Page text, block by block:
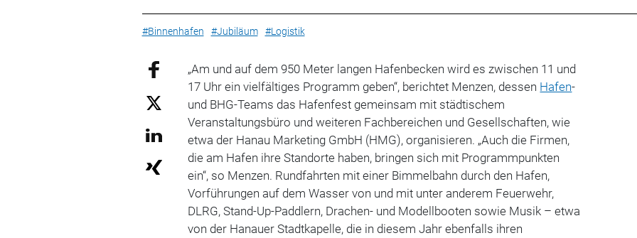
#Binnenhafen #Jubiläum #Logistik
„Am und auf dem 950 Meter langen Hafenbecken wird es zwischen 11 und
17 Uhr ein vielfältiges Programm geben“, berichtet Menzen, dessen Hafen-
und BHG-Teams das Hafenfest gemeinsam mit städtischem
Veranstaltungsbüro und weiteren Fachbereichen und Gesellschaften, wie
etwa der Hanau Marketing GmbH (HMG), organisieren. „Auch die Firmen,
die am Hafen ihre Standorte haben, bringen sich mit Programmpunkten
ein“, so Menzen. Rundfahrten mit einer Bimmelbahn durch den Hafen,
Vorführungen auf dem Wasser von und mit unter anderem Feuerwehr,
DLRG, Stand-Up-Paddlern, Drachen- und Modellbooten sowie Musik – etwa
von der Hanauer Stadtkapelle, die in diesem Jahr ebenfalls ihren